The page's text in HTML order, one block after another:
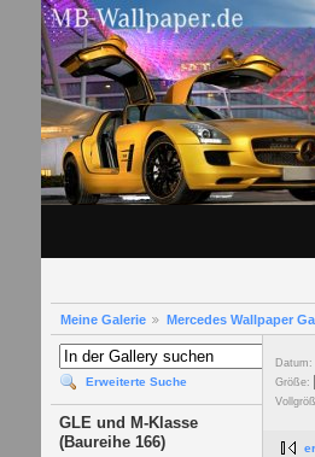
Meine Galerie Mercedes Wallpaper
Erweiterte Suche
GLE und M-Klasse
(Baureihe 166)
Datum:
Größe: